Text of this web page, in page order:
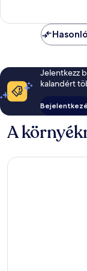
Jelentkezz
kalandért
A